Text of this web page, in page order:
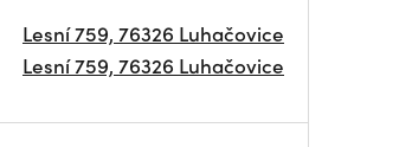
Lesní 759, 76326 Luhačovice
Lesní 759, 76326 Luhačovice